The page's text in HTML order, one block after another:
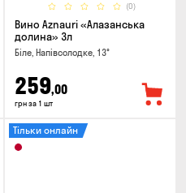
(0)
Вино Aznauri «Алазанська
долина» 3л
Біле, Напівсолодке, 13°
259,00
грн за 1 шт
Тільки онлайн